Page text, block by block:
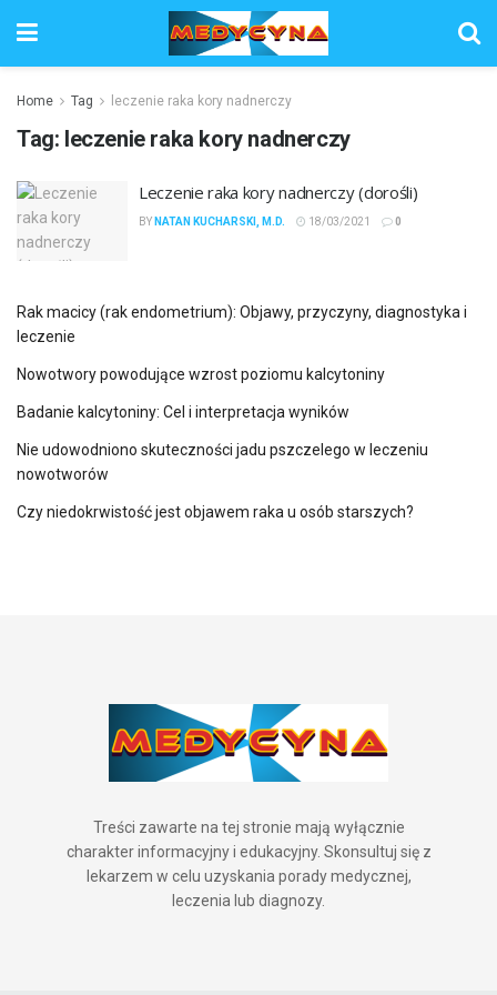
Home Tag leczenie raka kory nadnerczy
Tag: leczenie raka kory nadnerczy
Leczenie raka kory nadnerczy (dorośli)
BY NATAN KUCHARSKI, M.D. 18/03/2021 0
Rak macicy (rak endometrium): Objawy, przyczyny, diagnostyka i
leczenie
Nowotwory powodujące wzrost poziomu kalcytoniny
Badanie kalcytoniny: Cel i interpretacja wyników
Nie udowodniono skuteczności jadu pszczelego w leczeniu
nowotworów
Czy niedokrwistość jest objawem raka u osób starszych?
Treści zawarte na tej stronie mają wyłącznie
charakter informacyjny i edukacyjny. Skonsultuj się z
lekarzem w celu uzyskania porady medycznej,
leczenia lub diagnozy.